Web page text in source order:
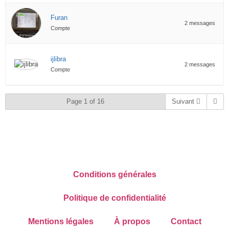
Furan
Compte
2 messages
ijlibra
Compte
2 messages
Page 1 of 16 Suivant
Conditions générales
Politique de confidentialité
Mentions légales À propos Contact